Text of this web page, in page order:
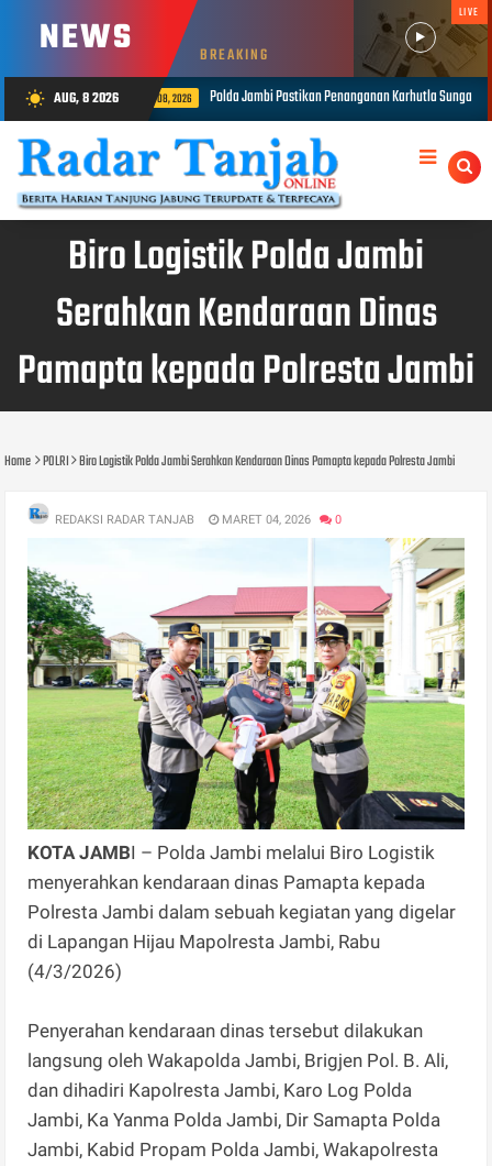
NEWS BREAKING
LIVE
wb_sunny AUG, 8 2026
Pastikan Penanganan Karhutla Sungai Gelam Maksimal AUG 08, 2026 1.848
Biro Logistik Polda Jambi
Serahkan Kendaraan Dinas
Pamapta kepada Polresta Jambi
Home POLRI Biro Logistik Polda Jambi Serahkan Kendaraan Dinas Pamapta kepada Polresta Jambi
REDAKSI RADAR TANJAB MARET 04, 2026 0
KOTA JAMBI – Polda Jambi melalui Biro Logistik
menyerahkan kendaraan dinas Pamapta kepada
Polresta Jambi dalam sebuah kegiatan yang digelar
di Lapangan Hijau Mapolresta Jambi, Rabu
(4/3/2026)
Penyerahan kendaraan dinas tersebut dilakukan
langsung oleh Wakapolda Jambi, Brigjen Pol. B. Ali,
dan dihadiri Kapolresta Jambi, Karo Log Polda
Jambi, Ka Yanma Polda Jambi, Dir Samapta Polda
Jambi, Kabid Propam Polda Jambi, Wakapolresta